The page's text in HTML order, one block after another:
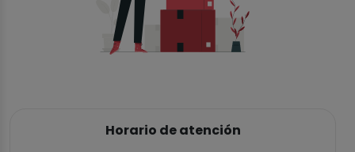
Horario de atención